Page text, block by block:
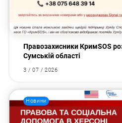
Правозахисники КримSOS
Сумській області
3 / 07 / 2026
Новини